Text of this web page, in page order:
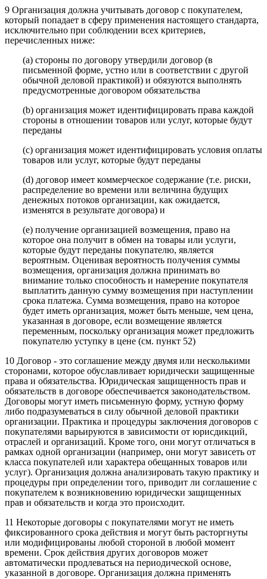
9 Организация должна учитывать договор с покупателем,
который попадает в сферу применения настоящего стандарта,
исключительно при соблюдении всех критериев,
перечисленных ниже:
(a) стороны по договору утвердили договор (в
письменной форме, устно или в соответствии с другой
обычной деловой практикой) и обязуются выполнять
предусмотренные договором обязательства
(b) организация может идентифицировать права каждой
стороны в отношении товаров или услуг, которые будут
переданы
(c) организация может идентифицировать условия оплаты
товаров или услуг, которые будут переданы
(d) договор имеет коммерческое содержание (т.е. риски,
распределение во времени или величина будущих
денежных потоков организации, как ожидается,
изменятся в результате договора) и
(e) получение организацией возмещения, право на
которое она получит в обмен на товары или услуги,
которые будут переданы покупателю, является
вероятным. Оценивая вероятность получения суммы
возмещения, организация должна принимать во
внимание только способность и намерение покупателя
выплатить данную сумму возмещения при наступлении
срока платежа. Сумма возмещения, право на которое
будет иметь организация, может быть меньше, чем цена,
указанная в договоре, если возмещение является
переменным, поскольку организация может предложить
покупателю уступку в цене (см. пункт 52)
10 Договор - это соглашение между двумя или несколькими
сторонами, которое обуславливает юридически защищенные
права и обязательства. Юридическая защищенность прав и
обязательств в договоре обеспечивается законодательством.
Договоры могут иметь письменную форму, устную форму
либо подразумеваться в силу обычной деловой практики
организации. Практика и процедуры заключения договоров с
покупателями варьируются в зависимости от юрисдикций,
отраслей и организаций. Кроме того, они могут отличаться в
рамках одной организации (например, они могут зависеть от
класса покупателей или характера обещанных товаров или
услуг). Организация должна анализировать такую практику и
процедуры при определении того, приводит ли соглашение с
покупателем к возникновению юридически защищенных
прав и обязательств и когда это происходит.
11 Некоторые договоры с покупателями могут не иметь
фиксированного срока действия и могут быть расторгнуты
или модифицированы любой стороной в любой момент
времени. Срок действия других договоров может
автоматически продлеваться на периодической основе,
указанной в договоре. Организация должна применять